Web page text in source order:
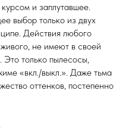
и заплутавшее.
выбор только из двух
Действия любого
не имеют в своей
Это только пылесосы,
«вкл./выкл.». Даже тьма
оттенков, постепенно